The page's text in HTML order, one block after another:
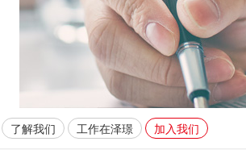
了解我们 工作在泽璟 加入我们